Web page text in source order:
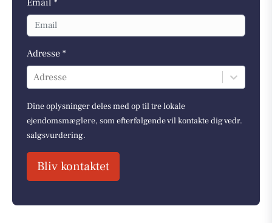
Adresse *
Adresse
Dine oplysninger deles med op til tre lokale
ejendomsmæglere, som efterfølgende vil kontakte dig vedr.
salgsvurdering.
Bliv kontaktet